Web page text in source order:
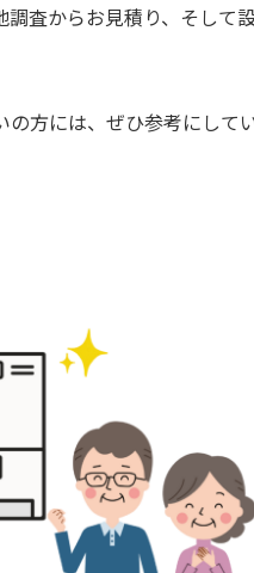
査からお見積り、そして
方には、ぜひ参考にして